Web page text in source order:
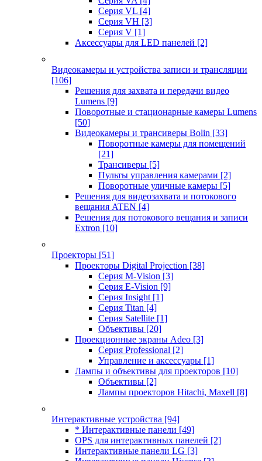
Серия VL [4]
Серия VH [3]
Серия V [1]
Аксессуары для LED панелей [2]
Видеокамеры и устройства записи и трансляции
[106]
Решения для захвата и передачи видео
Lumens [9]
Поворотные и стационарные камеры Lumens
[50]
Видеокамеры и трансиверы Bolin [33]
Поворотные камеры для помещений
[21]
Трансиверы [5]
Пульты управления камерами [2]
Поворотные уличные камеры [5]
Решения для видеозахвата и потокового
вещания ATEN [4]
Решения для потокового вещания и записи
Extron [10]
Проекторы [51]
Проекторы Digital Projection [38]
Серия M-Vision [3]
Серия E-Vision [9]
Серия Insight [1]
Серия Titan [4]
Серия Satellite [1]
Объективы [20]
Проекционные экраны Adeo [3]
Серия Professional [2]
Управление и аксессуары [1]
Лампы и объективы для проекторов [10]
Объективы [2]
Лампы проекторов Hitachi, Maxell [8]
Интерактивные устройства [94]
* Интерактивные панели [49]
OPS для интерактивных панелей [2]
Интерактивные панели LG [3]